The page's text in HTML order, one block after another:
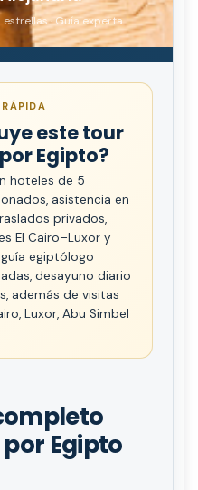
· Guía experta
este tour
Egipto?
hoteles de 5
asistencia en
privados,
El Cairo–Luxor y
guía egiptólogo
desayuno diario
además de visitas
Luxor, Abu Simbel
Egipto